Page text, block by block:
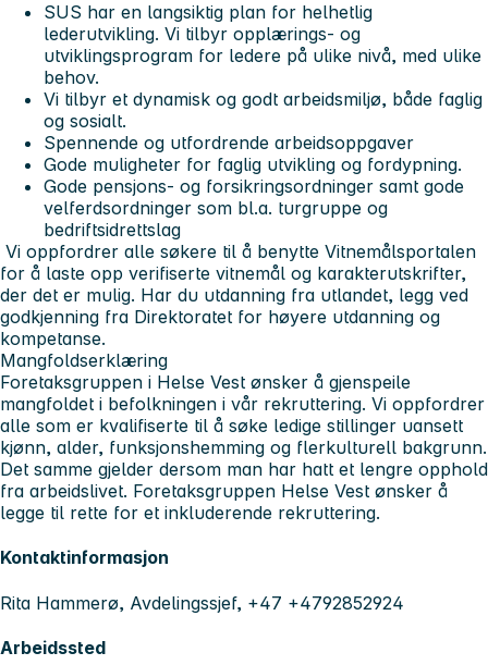
SUS har en langsiktig plan for helhetlig
lederutvikling. Vi tilbyr opplærings- og
utviklingsprogram for ledere på ulike nivå, med ulike
behov.
Vi tilbyr et dynamisk og godt arbeidsmiljø, både faglig
og sosialt.
Spennende og utfordrende arbeidsoppgaver
Gode muligheter for faglig utvikling og fordypning.
Gode pensjons- og forsikringsordninger samt gode
velferdsordninger som bl.a. turgruppe og
bedriftsidrettslag
Vi oppfordrer alle søkere til å benytte Vitnemålsportalen
for å laste opp verifiserte vitnemål og karakterutskrifter,
der det er mulig. Har du utdanning fra utlandet, legg ved
godkjenning fra Direktoratet for høyere utdanning og
kompetanse.
Mangfoldserklæring
Foretaksgruppen i Helse Vest ønsker å gjenspeile
mangfoldet i befolkningen i vår rekruttering. Vi oppfordrer
alle som er kvalifiserte til å søke ledige stillinger uansett
kjønn, alder, funksjonshemming og flerkulturell bakgrunn.
Det samme gjelder dersom man har hatt et lengre opphold
fra arbeidslivet. Foretaksgruppen Helse Vest ønsker å
legge til rette for et inkluderende rekruttering.
Kontaktinformasjon
Rita Hammerø, Avdelingssjef, +47 +4792852924
Arbeidssted